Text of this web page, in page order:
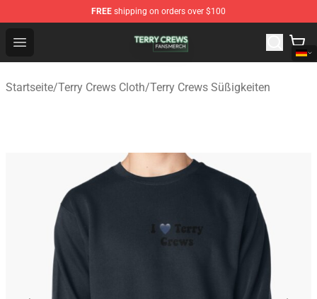
FREE shipping on orders over $100
Open menu
Terry Crews Shop - Official Terry Crews Merchandise
Startseite/Terry Crews Cloth/Terry Crews Süßigkeiten